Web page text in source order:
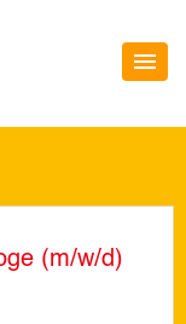
(m/w/d)